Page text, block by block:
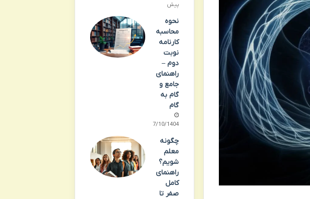
پیش
نحوه
محاسبه
کارنامه
نوبت
دوم –
راهنمای
جامع و
گام به
گام
07/10/1404
چگونه
معلم
شویم؟
راهنمای
کامل
صفر تا